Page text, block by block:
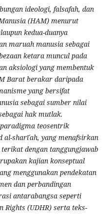
ideologi, falsafah, dan
(HAM) menurut
kedua-duanya
maruah manusia sebagai
ketara muncul pada
aksiologi yang membentuk
Barat berakar daripada
yang bersifat
sebagai sumber nilai
hak mutlak.
teosentrik
sharīʿah, yang menafsirkan
dengan tanggungjawab
kajian konseptual
menggunakan pendekatan
dan perbandingan
antarabangsa seperti
Rights (UDHR) serta teks-